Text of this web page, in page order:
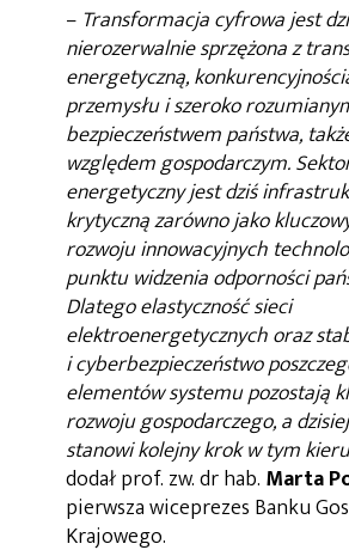
– Transformacja cyfrowa jest
nierozerwalnie sprzężona z
energetyczną,
przemysłu i szeroko
bezpieczeństwem państwa,
względem gospodarczym.
energetyczny jest dziś
krytyczną zarówno jako
rozwoju innowacyjnych
punktu widzenia odporności
Dlatego elastyczność sieci
elektroenergetycznych oraz
i cyberbezpieczeństwo
elementów systemu pozostają
rozwoju gospodarczego, a
stanowi kolejny krok w tym
dodał prof. zw. dr hab. Marta
pierwsza wiceprezes Banku
Krajowego.